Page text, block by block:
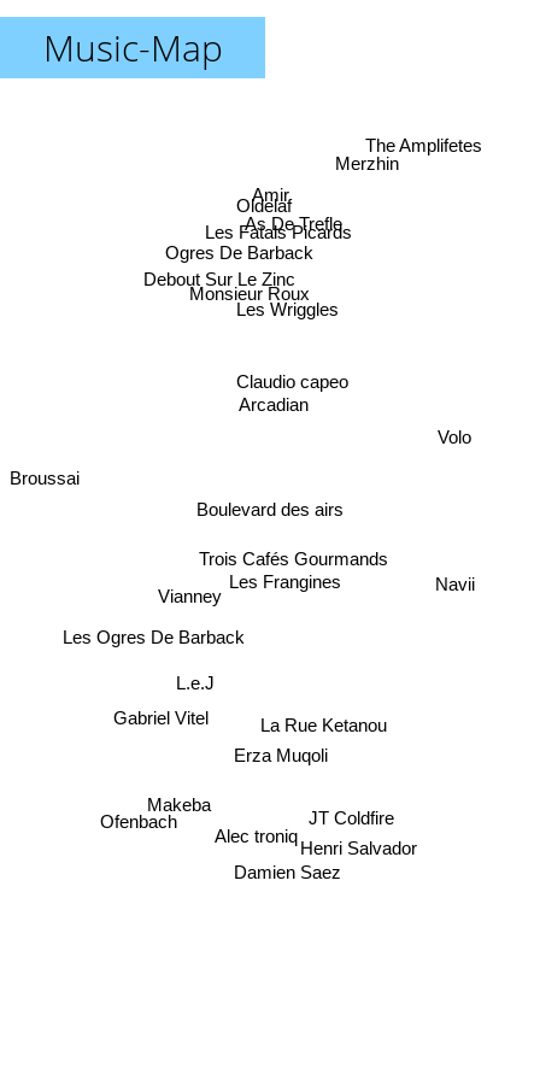
Music-Map
Boulevard des airs
Trois Cafés Gourmands
Les Frangines
L.e.J
Arcadian
Vianney
Claudio capeo
Les Wriggles
Monsieur Roux
Oldelaf
As De Trefle
Les Fatals Picards
Gabriel Vitel
Makeba
Navii
Ogres De Barback
Amir
Debout Sur Le Zinc
Ofenbach
Erza Muqoli
La Rue Ketanou
Volo
Alec troniq
Les Ogres De Barback
Damien Saez
Henri Salvador
JT Coldfire
Merzhin
The Amplifetes
Broussai